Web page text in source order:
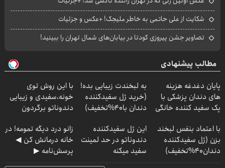
شکایت از علی حاتمی به خاطر ملیجک! +عکس و جزئیات
تصاویر جشن پیروزی کودتا در بیابان‌های شمال تهران را ببینید!
مطالب پیشنهادی
پایان دغدغه هزینه
های دندان پزشکی با
پک سفید کننده خانگی
به لبخندت زیبایی بده!
(خرید ژل سفیدکننده
دندان با40%تخفیف)
با این روش توی
خونه،سفیدی و زیبایی
دندوناتو برگردون
با اعتماد بنفس لبخند
بزن (ژل سفیدکننده
دندان40%تخفیف)
این ژل سفیدکننده
دندوناتو در حد لمینت
سفید میکنه
زانو درد دیگه تمومه! در
خانه درمانش کن ◀
پرسش‌نامه ▶